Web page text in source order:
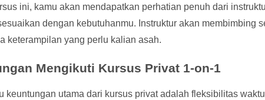
ini, kamu akan mendapatkan perhatian penuh dari
dengan kebutuhanmu. Instruktur akan membimbing
keterampilan yang perlu kalian asah.
Mengikuti Kursus Privat 1-on-1
keuntungan utama dari kursus privat adalah fleksibilitas